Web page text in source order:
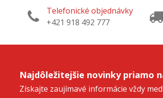
Telefonické objednávky
+421 918 492 777
Najdôležitejšie novinky priamo
Získajte zaujímavé informácie vždy